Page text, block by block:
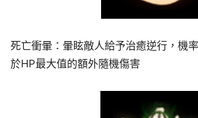
死亡衝暈：暈眩敵人給予治癒逆行，機
於HP最大值的額外隨機傷害